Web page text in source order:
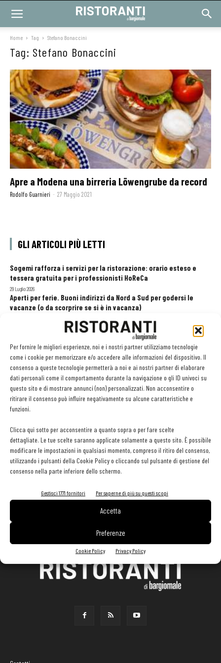
Per fornire le migliori esperienze, noi e i nostri partner utilizziamo tecnologie
come i cookie per memorizzare e/o accedere alle informazioni del dispositivo. Il
consenso a queste tecnologie permetterà a noi e ai nostri partner di elaborare
dati personali come il comportamento durante la navigazione o gli ID univoci su
questo sito e di mostrare annunci (non) personalizzati. Non acconsentire o
ritirare il consenso può influire negativamente su alcune caratteristiche e
funzioni.
Clicca qui sotto per acconsentire a quanto sopra o per fare scelte
dettagliate. Le tue scelte saranno applicate solamente a questo sito. È possibile
modificare le impostazioni in qualsiasi momento, compreso il ritiro del consenso,
utilizzando i pulsanti della Cookie Policy o cliccando sul pulsante di gestione del
consenso nella parte inferiore dello schermo.
Gestisci 1771 fornitori Per saperne di più su questi scopi
Accetta
Preferenze
Cookie Policy Privacy Policy
Home Tag Stefano Bonaccini
Tag: Stefano Bonaccini
Apre a Modena una birreria Löwengrube da record
Rodolfo Guarnieri - 27 Maggio 2021
GLI ARTICOLI PIÙ LETTI
Sogemi rafforza i servizi per la ristorazione: orario esteso e
tessera gratuita per i professionisti HoReCa
29 Luglio 2026
Aperti per ferie. Buoni indirizzi da Nord a Sud per godersi le
vacanze (o da scorprire se si è in vacanza)
Pos, compagni di gestione. Le ultime soluzioni delle aziende
EDICOLA WEB